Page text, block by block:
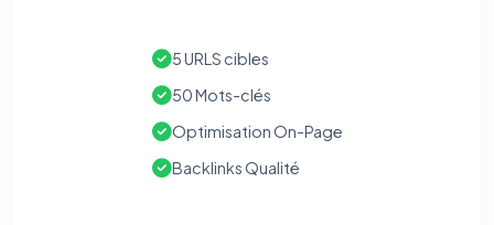
5 URLS cibles
50 Mots-clés
Optimisation On-Page
Backlinks Qualité